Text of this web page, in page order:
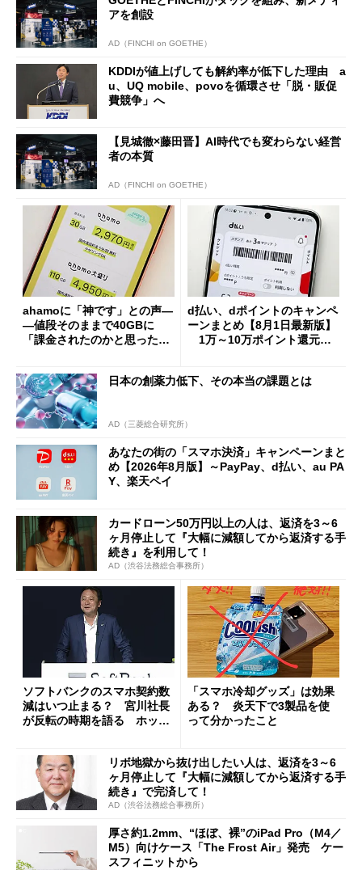
アを創設
AD（FINCHI on GOETHE）
KDDIが値上げしても解約率が低下した理由 a
u、UQ mobile、povoを循環させ「脱・販促
費競争」へ
【見城徹×藤田晋】AI時代でも変わらない経営
者の本質
AD（FINCHI on GOETHE）
ahamoに「神です」との声―
―値段そのままで40GBに
「課金されたのかと思った」
d払い、dポイントのキャンペ
ーンまとめ【8月1日最新版】
1万～10万ポイント還元の
日本の創薬力低下、その本当の課題とは
AD（三菱総合研究所）
あなたの街の「スマホ決済」キャンペーンまと
め【2026年8月版】～PayPay、d払い、au PA
Y、楽天ペイ
カードローン50万円以上の人は、返済を3～6
ヶ月停止して『大幅に減額してから返済する手
続き』を利用して！
AD（渋谷法務総合事務所）
ソフトバンクのスマホ契約数
減はいつ止まる？ 宮川社長
が反転の時期を語る ホッピ
「スマホ冷却グッズ」は効果
ある？ 炎天下で3製品を使
って分かったこと
リボ地獄から抜け出したい人は、返済を3～6
ヶ月停止して『大幅に減額してから返済する手
続き』で完済して！
AD（渋谷法務総合事務所）
厚さ約1.2mm、“ほぼ、裸”のiPad Pro（M4／
M5）向けケース「The Frost Air」発売 ケー
スフィニットから